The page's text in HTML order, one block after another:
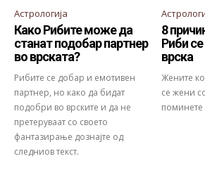
Астрологија
Како Рибите може да
станат подобар партнер
во врската?
Рибите се добар и емотивен
партнер, но како да бидат
подобри во врските и да не
претеруваат со своето
фантазирање дознајте од
следниов текст.
8
Риби
врска
Жените
се жени
поминете